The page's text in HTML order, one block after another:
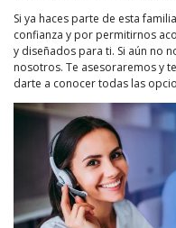
Si ya haces parte de esta
confianza y por permitirnos
y diseñados para ti. Si aún no
nosotros. Te asesoraremos y
darte a conocer todas las